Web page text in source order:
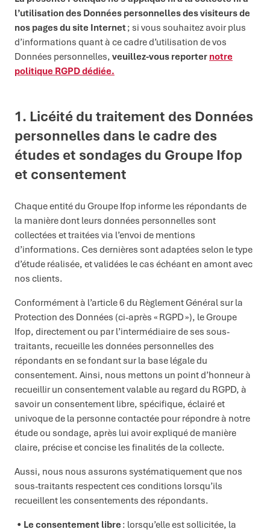
l’utilisation des Données personnelles des visiteurs de
nos pages du site Internet; si vous souhaitez avoir plus
d’informations quant à ce cadre d’utilisation de vos
Données personnelles, veuillez-vous reporter notre
politique RGPD dédiée.
1. Licéité du traitement des Données
personnelles dans le cadredes
étudeset sondagesdu Groupe Ifop
et consentement
Chaque entité du Groupe Ifop informe les répondants de
la manière dont leurs données personnelles sont
collectées et traitées via l’envoi de mentions
d’informations. Ces dernières sont adaptées selon le type
d’étude réalisée, et validées le cas échéant en amont avec
nos clients.
Conformément à l’article 6 du Règlement Général sur la
Protection des Données (ci-après « RGPD »), le Groupe
Ifop, directement ou par l’intermédiaire de ses sous-
traitants, recueille les données personnelles des
répondants en se fondant sur la base légale du
consentement. Ainsi, nous mettons un point d’honneur à
recueillir un consentement valable au regard du RGPD, à
savoir un consentement libre, spécifique, éclairé et
univoque de la personne contactée pour répondre à notre
étude ou sondage, après lui avoir expliqué de manière
claire, précise et concise les finalités de la collecte.
Aussi, nous nous assurons systématiquement que nos
sous-traitants respectent ces conditions lorsqu’ils
recueillent les consentements des répondants.
Le consentement libre: lorsqu’elle est sollicitée, la